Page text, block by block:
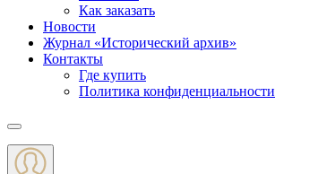
Как заказать
Новости
Журнал «Исторический архив»‎
Контакты
Где купить
Политика конфиденциальности
Меню